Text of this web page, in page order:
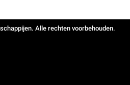
Alle rechten voorbehouden.